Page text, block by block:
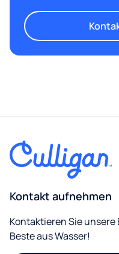
Kontakt aufnehmen
Kontaktieren Sie unsere
Beste aus Wasser!